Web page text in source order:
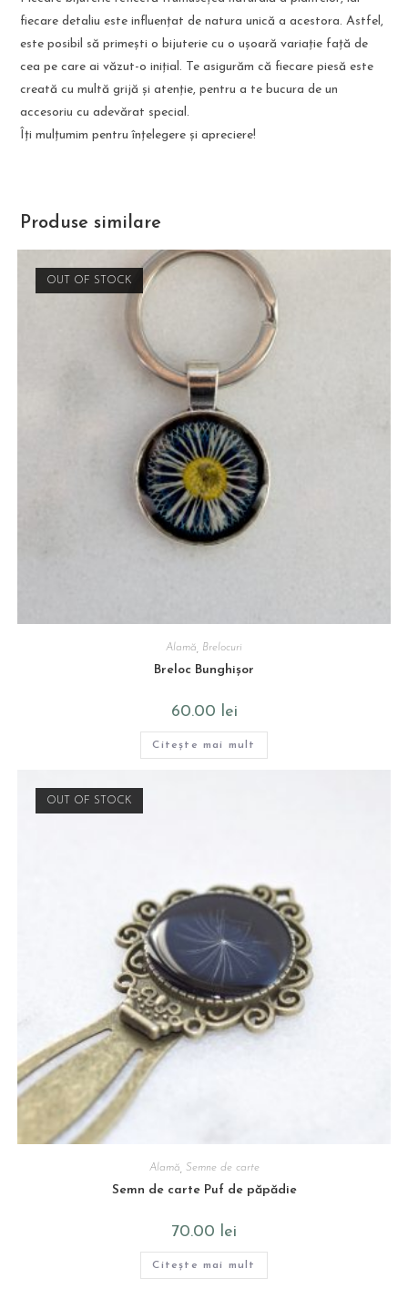
fiecare detaliu este influențat de natura unică a acestora. Astfel,
este posibil să primești o bijuterie cu o ușoară variație față de
cea pe care ai văzut-o inițial. Te asigurăm că fiecare piesă este
creată cu multă grijă și atenție, pentru a te bucura de un
accesoriu cu adevărat special.
Îți mulțumim pentru înțelegere și apreciere!
Produse similare
OUT OF STOCK
Alamă Brelocuri
Breloc Bunghișor
60.00 lei
Citește mai mult
OUT OF STOCK
Alamă Semne de carte
Semn de carte Puf de păpădie
70.00 lei
Citește mai mult